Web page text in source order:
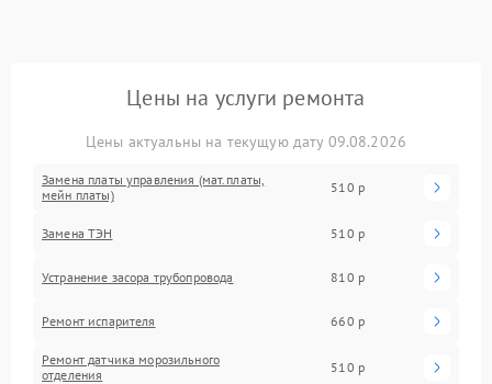
Цены на услуги ремонта
Цены актуальны на текущую дату 09.08.2026
Замена платы управления (мат.платы,
мейн платы)
510 р
Замена ТЭН 510 р
Устранение засора трубопровода 810 р
Ремонт испарителя 660 р
Ремонт датчика морозильного
отделения
510 р